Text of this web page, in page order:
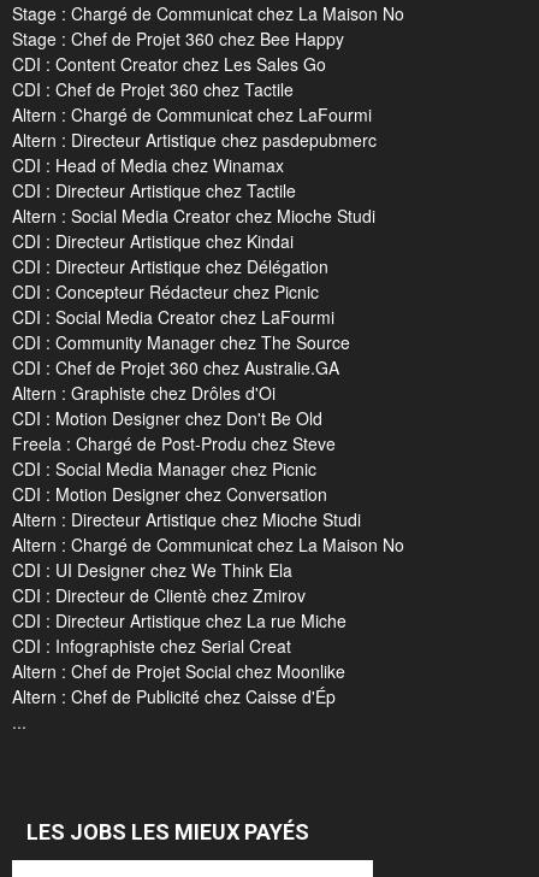
Stage : Chargé de Communicat chez La Maison No
Stage : Chef de Projet 360 chez Bee Happy
CDI : Content Creator chez Les Sales Go
CDI : Chef de Projet 360 chez Tactile
Altern : Chargé de Communicat chez LaFourmi
Altern : Directeur Artistique chez pasdepubmerc
CDI : Head of Media chez Winamax
CDI : Directeur Artistique chez Tactile
Altern : Social Media Creator chez Mioche Studi
CDI : Directeur Artistique chez Kindai
CDI : Directeur Artistique chez Délégation
CDI : Concepteur Rédacteur chez Picnic
CDI : Social Media Creator chez LaFourmi
CDI : Community Manager chez The Source
CDI : Chef de Projet 360 chez Australie.GA
Altern : Graphiste chez Drôles d'Oi
CDI : Motion Designer chez Don't Be Old
Freela : Chargé de Post-Produ chez Steve
CDI : Social Media Manager chez Picnic
CDI : Motion Designer chez Conversation
Altern : Directeur Artistique chez Mioche Studi
Altern : Chargé de Communicat chez La Maison No
CDI : UI Designer chez We Think Ela
CDI : Directeur de Clientè chez Zmirov
CDI : Directeur Artistique chez La rue Miche
CDI : Infographiste chez Serial Creat
Altern : Chef de Projet Social chez Moonlike
Altern : Chef de Publicité chez Caisse d'Ép
...
LES JOBS LES MIEUX PAYÉS